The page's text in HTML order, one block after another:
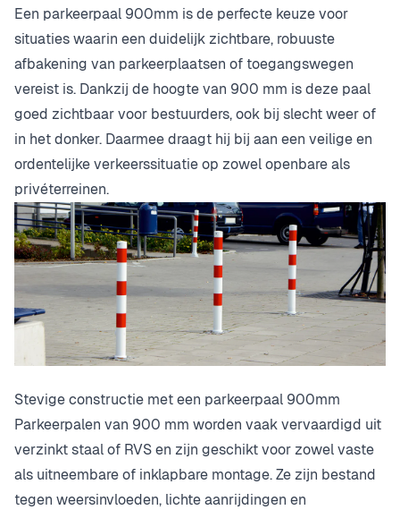
Een parkeerpaal 900mm is de perfecte keuze voor
situaties waarin een duidelijk zichtbare, robuuste
afbakening van parkeerplaatsen of toegangswegen
vereist is. Dankzij de hoogte van 900 mm is deze paal
goed zichtbaar voor bestuurders, ook bij slecht weer of
in het donker. Daarmee draagt hij bij aan een veilige en
ordentelijke verkeerssituatie op zowel openbare als
privéterreinen.
Stevige constructie met een parkeerpaal 900mm
Parkeerpalen van 900 mm worden vaak vervaardigd uit
verzinkt staal of RVS en zijn geschikt voor zowel vaste
als uitneembare of inklapbare montage. Ze zijn bestand
tegen weersinvloeden, lichte aanrijdingen en